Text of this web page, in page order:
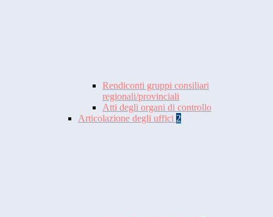
Rendiconti gruppi consiliari
regionali/provinciali
Atti degli organi di controllo
Articolazione degli uffici 2